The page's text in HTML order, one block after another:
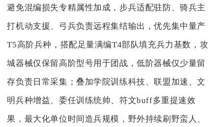
避免混编损失专精属性加成，步兵适配驻防、骑兵主
打机动支援、弓兵负责远程集结输出，优先集中量产
T5高阶兵种，搭配足量满编T4部队填充兵力基数，攻
城器械仅保留高阶型号用于团战，低阶器械仅少量留
存负责日常采集；叠加学院训练科技、联盟加速、文
明兵种增益、委任训练统帅、符文buff多重提速效
果，最大化单位时间造兵规模，野外持续刷野蛮人、